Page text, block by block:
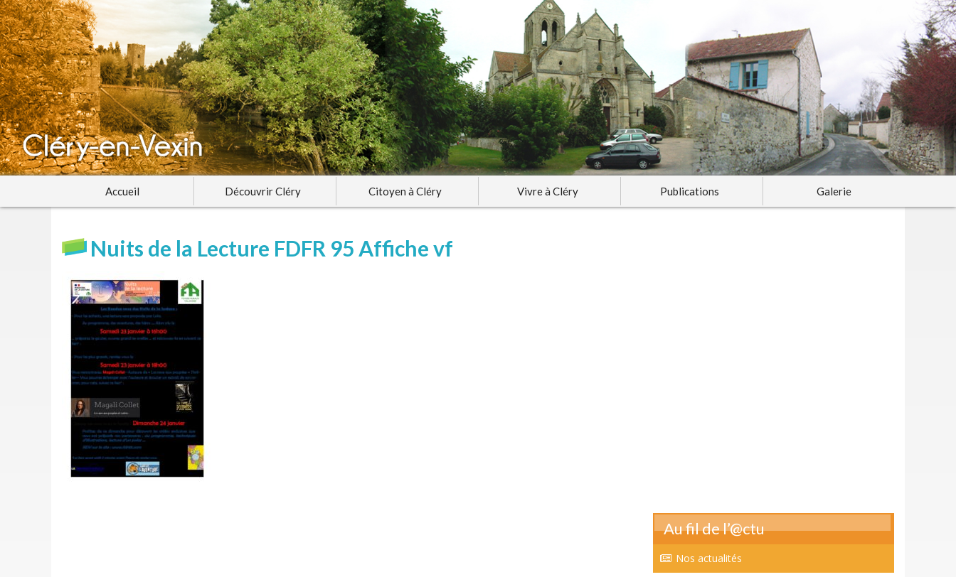
Accueil Découvrir Cléry Citoyen à Cléry Vivre à Cléry Publications Galerie
Nuits de la Lecture FDFR 95 Affiche vf
Au fil de l’@ctu
Nos actualités